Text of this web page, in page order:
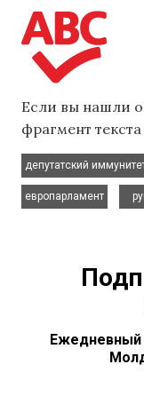
Если вы нашли
фрагмент
депутатский
европарламент
Ежедневный